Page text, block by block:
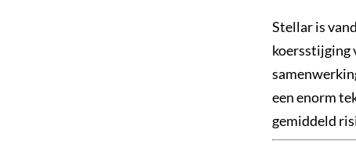
Stellar is
koersstijging
een enorm
gemiddeld